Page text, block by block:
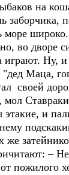
на
заборчика,
море
во дворе
играют. Ну,
"дед Маца,
своей
мол
этакие, и
же
–
пожилого